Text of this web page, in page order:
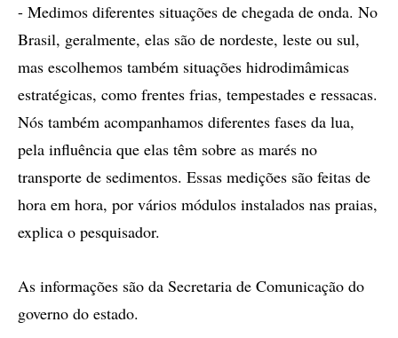
- Medimos diferentes situações de chegada de onda. No
Brasil, geralmente, elas são de nordeste, leste ou sul,
mas escolhemos também situações hidrodimâmicas
estratégicas, como frentes frias, tempestades e ressacas.
Nós também acompanhamos diferentes fases da lua,
pela influência que elas têm sobre as marés no
transporte de sedimentos. Essas medições são feitas de
hora em hora, por vários módulos instalados nas praias,
explica o pesquisador.
As informações são da Secretaria de Comunicação do
governo do estado.